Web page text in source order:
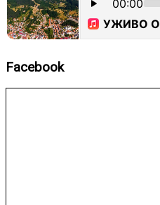
Facebook